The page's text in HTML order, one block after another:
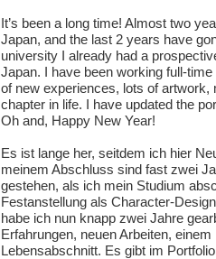
It’s been a long time! Almost two
Japan, and the last 2 years have
university I already had a
Japan. I have been working full-
of new experiences, lots of
chapter in life. I have updated the
Oh and, Happy New Year!
Es ist lange her, seitdem ich hier
meinem Abschluss sind fast zwei
gestehen, als ich mein Studium
Festanstellung als Character-
habe ich nun knapp zwei Jahre
Erfahrungen, neuen Arbeiten,
Lebensabschnitt. Es gibt im